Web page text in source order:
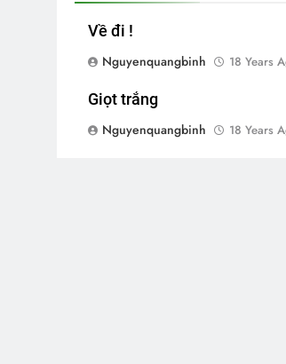
Về đi !
Nguyenquangbinh
18 Years
Giọt trắng
Nguyenquangbinh
18 Years